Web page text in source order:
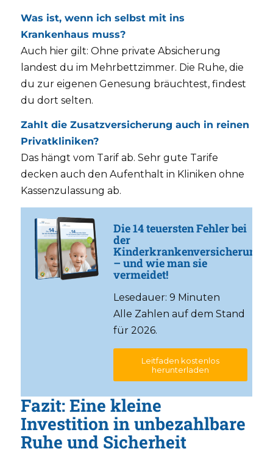
Was ist, wenn ich selbst mit ins
Krankenhaus muss?
Auch hier gilt: Ohne private Absicherung
landest du im Mehrbettzimmer. Die Ruhe, die
du zur eigenen Genesung bräuchtest, findest
du dort selten.
Zahlt die Zusatzversicherung auch in reinen
Privatkliniken?
Das hängt vom Tarif ab. Sehr gute Tarife
decken auch den Aufenthalt in Kliniken ohne
Kassenzulassung ab.
Die 14 teuersten Fehler bei
der
Kinderkrankenversicherung
– und wie man sie
vermeidet!
Lesedauer: 9 Minuten
Alle Zahlen auf dem Stand
für 2026.
Leitfaden kostenlos
herunterladen
Fazit: Eine kleine
Investition in unbezahlbare
Ruhe und Sicherheit